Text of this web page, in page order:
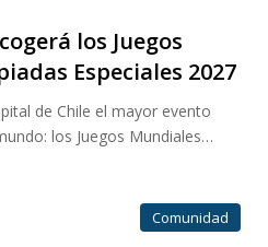
los Juegos
Especiales 2027
de Chile el mayor evento
los Juegos Mundiales…
Comunidad